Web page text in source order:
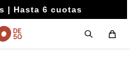
| Hasta 6 cuotas